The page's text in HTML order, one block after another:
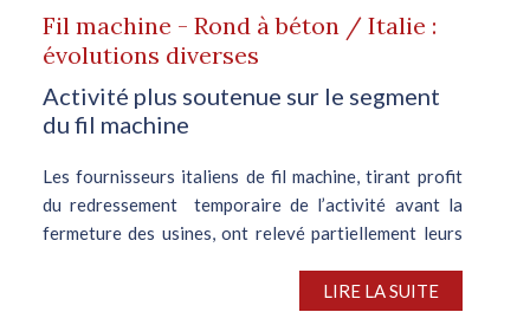
Fil machine - Rond à béton / Italie :
évolutions diverses
Activité plus soutenue sur le segment
du fil machine
Les fournisseurs italiens de fil machine, tirant profit
du redressement temporaire de l’activité avant la
fermeture des usines, ont relevé partiellement leurs
LIRE LA SUITE